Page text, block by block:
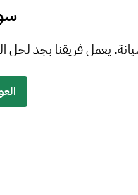
يعمل فريقنا بجد